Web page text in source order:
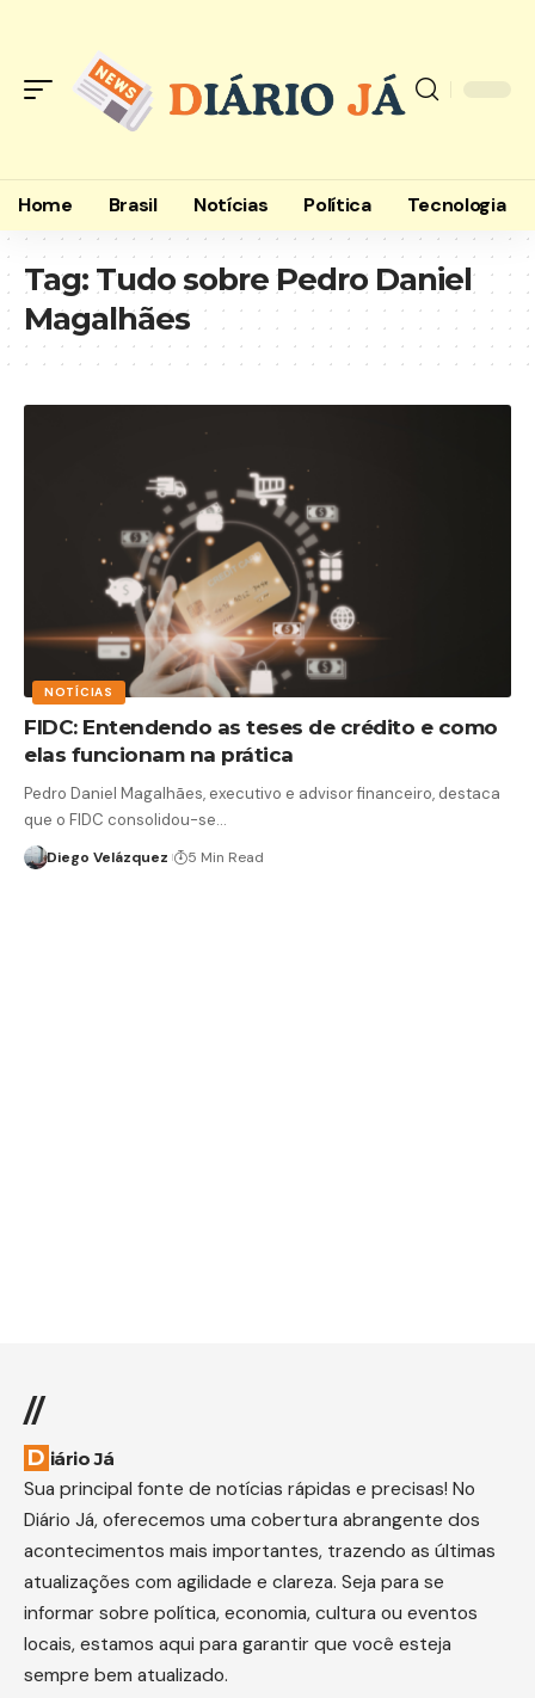
Home Brasil Notícias Política Tecnologia
Tag: Tudo sobre Pedro Daniel
Magalhães
NOTÍCIAS
FIDC: Entendendo as teses de crédito e como
elas funcionam na prática
Pedro Daniel Magalhães, executivo e advisor financeiro, destaca
que o FIDC consolidou-se…
Diego Velázquez 5 Min Read
//
Diário Já
Sua principal fonte de notícias rápidas e precisas! No
Diário Já, oferecemos uma cobertura abrangente dos
acontecimentos mais importantes, trazendo as últimas
atualizações com agilidade e clareza. Seja para se
informar sobre política, economia, cultura ou eventos
locais, estamos aqui para garantir que você esteja
sempre bem atualizado.